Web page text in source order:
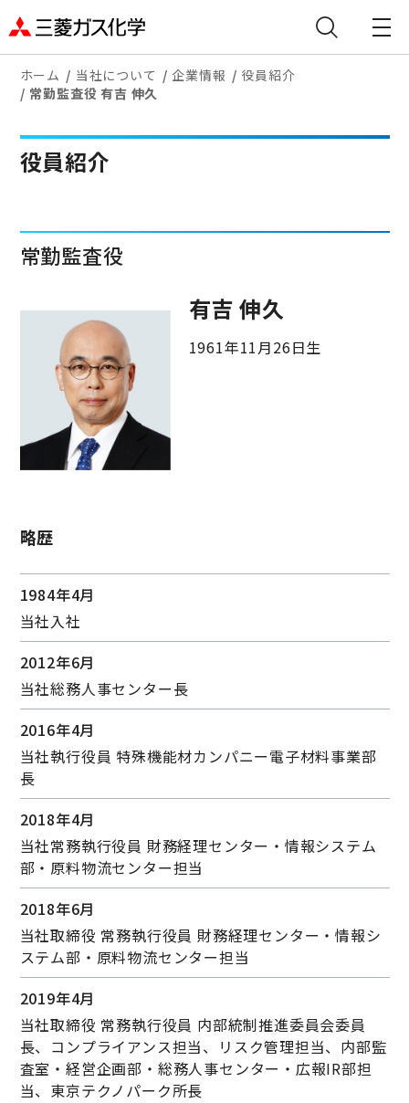
ホーム 当社について 企業情報
役員紹介
常勤監査役 有吉 伸久
役員紹介
常勤監査役
有吉 伸久
1961年11月26日生
略歴
1984年4月
当社入社
2012年6月
当社総務人事センター長
2016年4月
当社執行役員 特殊機能材カンパニー電子材料事業部
長
2018年4月
当社常務執行役員 財務経理センター・情報システム
部・原料物流センター担当
2018年6月
当社取締役 常務執⾏役員 財務経理センター・情報シ
ステム部・原料物流センター担当
2019年4月
当社取締役 常務執⾏役員 内部統制推進委員会委員
長、コンプライアンス担当、リスク管理担当、内部監
査室・経営企画部・総務人事センター・広報IR部担
当、東京テクノパーク所長